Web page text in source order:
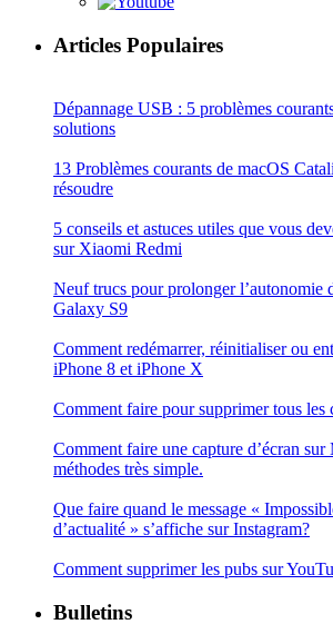
Articles Populaires
Dépannage USB : 5 problèmes
solutions
13 Problèmes courants de macOS
résoudre
5 conseils et astuces utiles que vous
sur Xiaomi Redmi
Neuf trucs pour prolonger l’autonomie
Galaxy S9
Comment redémarrer, réinitialiser ou
iPhone 8 et iPhone X
Comment faire pour supprimer tous les
Comment faire une capture d’écran
méthodes très simple.
Que faire quand le message «
d’actualité » s’affiche sur Instagram?
Comment supprimer les pubs sur
Bulletins